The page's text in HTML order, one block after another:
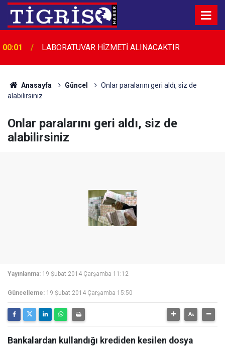
00:01 LABORATUVAR HİZMETİ ALINACAKTIR
Anasayfa Güncel
Onlar paralarını geri aldı, siz de
alabilirsiniz
Onlar paralarını geri aldı, siz de
alabilirsiniz
Yayınlanma: 19 Şubat 2014 Çarşamba 11:12
Güncelleme: 19 Şubat 2014 Çarşamba 15:50
Bankalardan kullandığı krediden kesilen dosya